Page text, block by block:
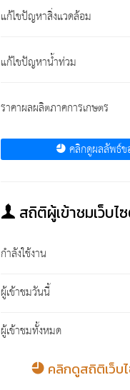
แก้ไขปัญหาสิ่งแวดล้อม
แก้ไขปัญหาน้ำท่วม
ราคาผลผลิตภาคการเกษตร
คลิกดูผลลัพธ์ข
สถิติผู้เข้าชมเว็บไ
กำลังใช้งาน
ผู้เข้าชมวันนี้
ผู้เข้าชมทั้งหมด
คลิกดูสถิติเว็บ